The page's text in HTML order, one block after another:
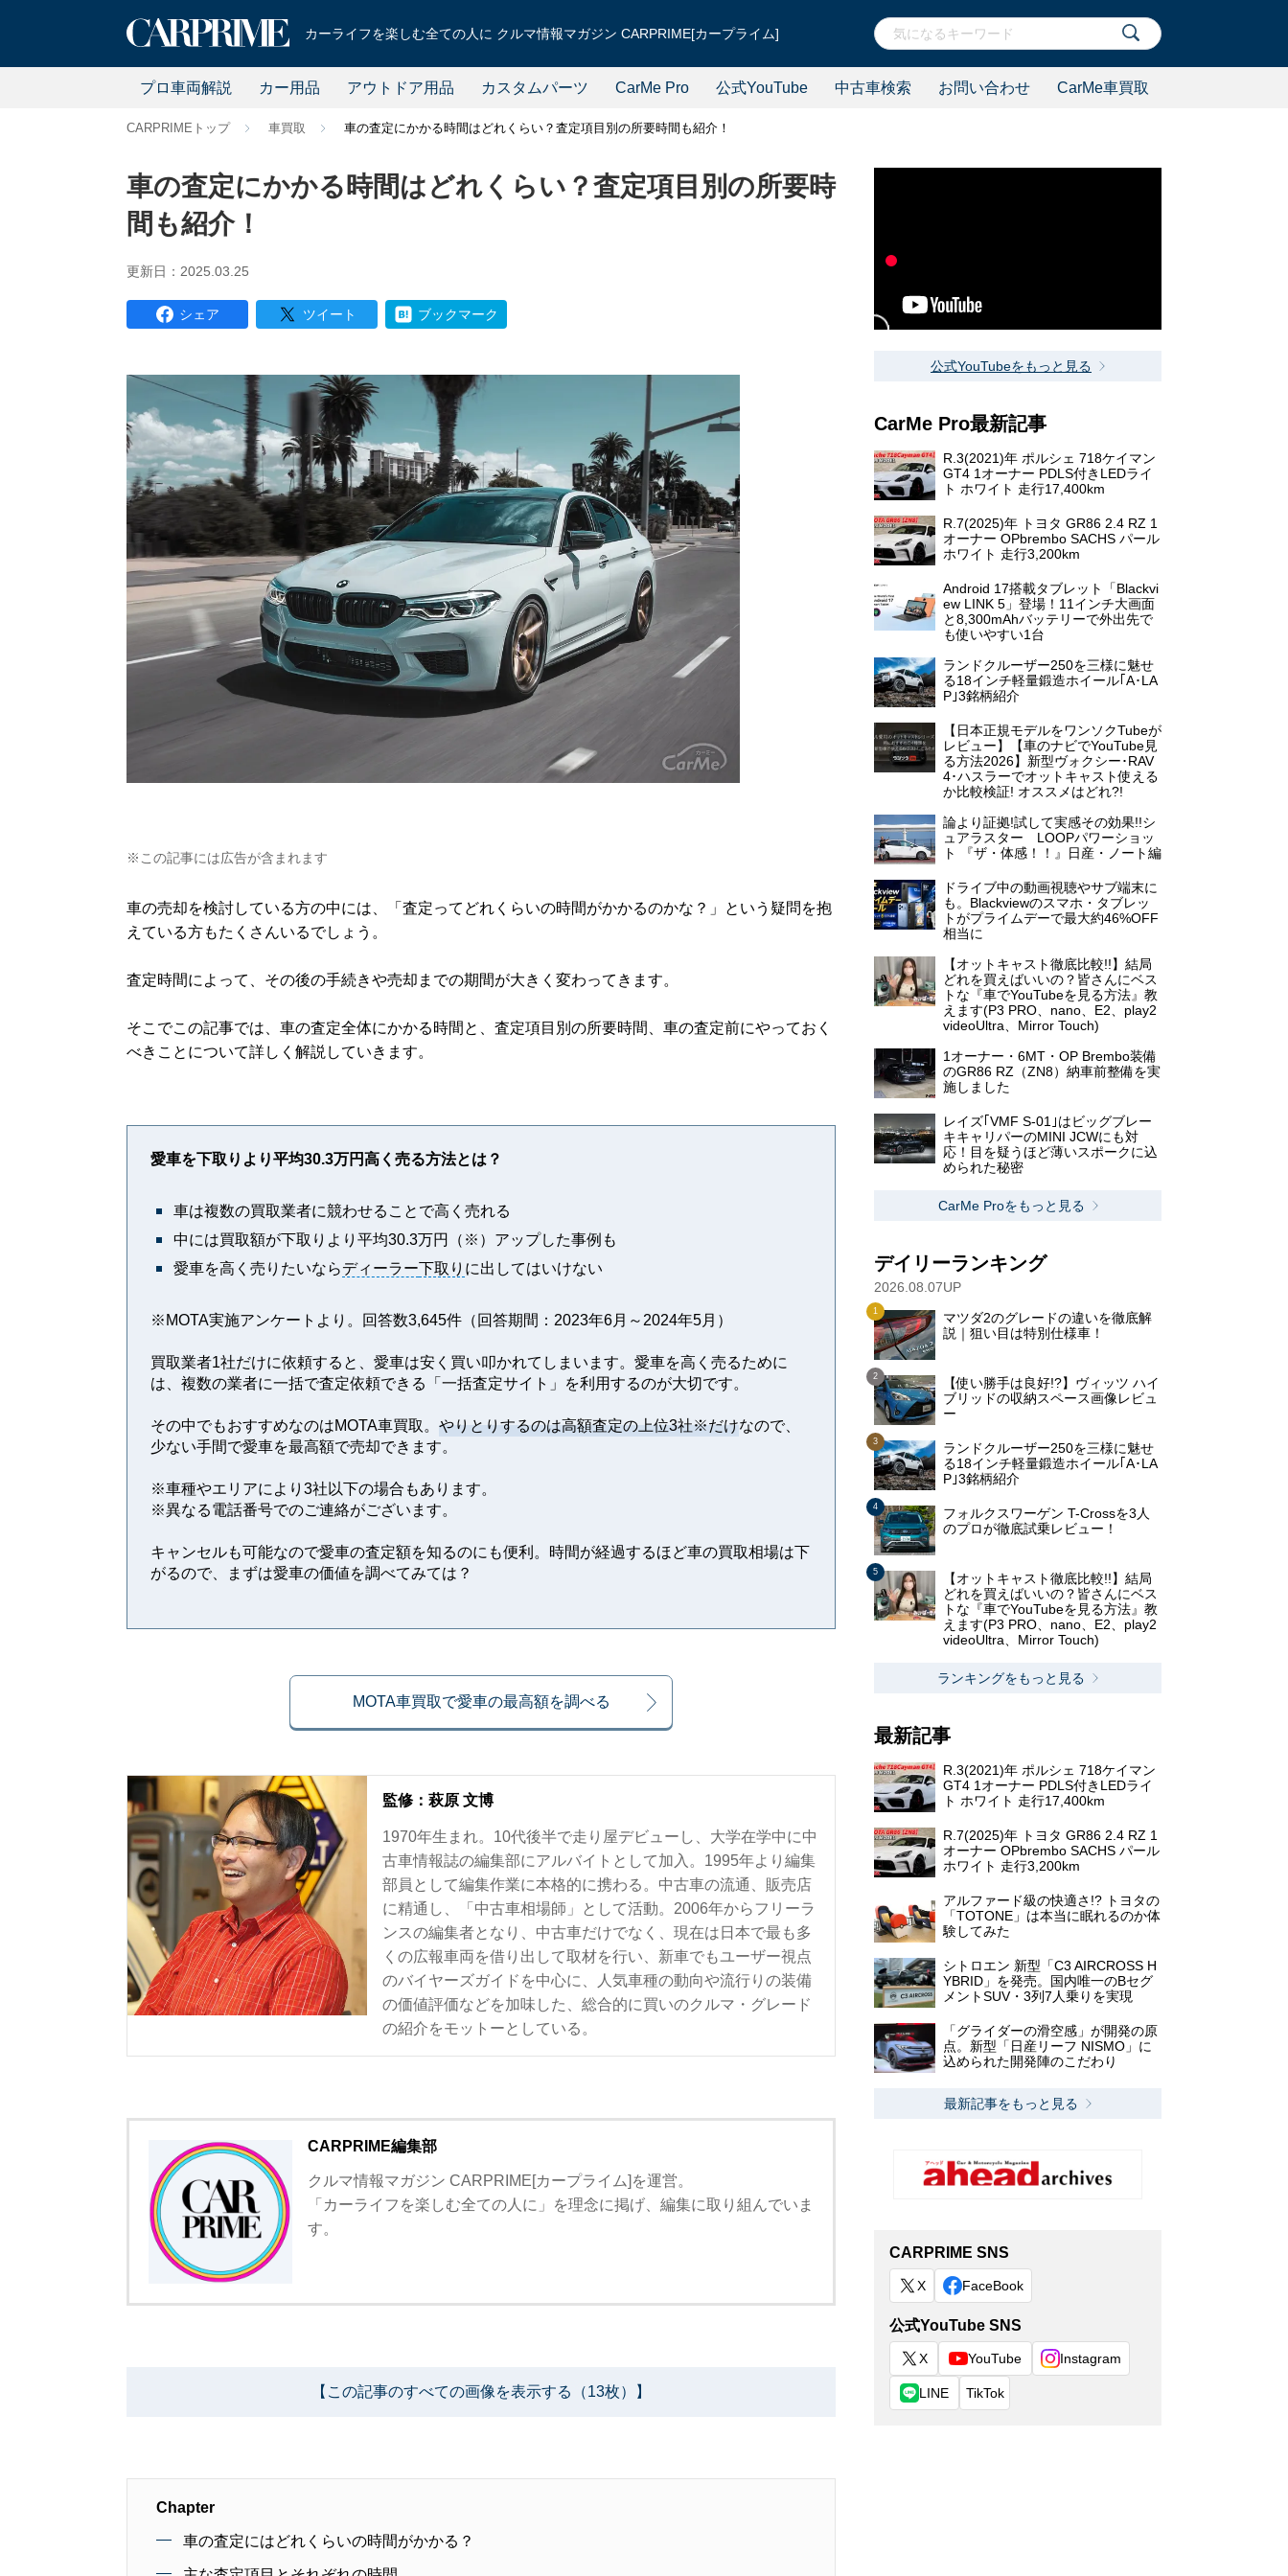
カーライフを楽しむ全ての人に クルマ情報マガジン CARPRIME[カープライム]
プロ車両解説 カー用品 アウトドア用品 カスタムパーツ CarMe Pro 公式YouTube 中古車検索 お問い合わせ CarMe車買取
CARPRIMEトップ 車買取 車の査定にかかる時間はどれくらい？査定項目別の所要時間も紹介！
車の査定にかかる時間はどれくらい？査定項目別の所要時
間も紹介！
更新日：2025.03.25
シェア ツイート ブックマーク
※この記事には広告が含まれます
車の売却を検討している方の中には、「査定ってどれくらいの時間がかかるのかな？」という疑問を抱
えている方もたくさんいるでしょう。
査定時間によって、その後の手続きや売却までの期間が大きく変わってきます。
そこでこの記事では、車の査定全体にかかる時間と、査定項目別の所要時間、車の査定前にやっておく
べきことについて詳しく解説していきます。
愛車を下取りより平均30.3万円高く売る方法とは？
車は複数の買取業者に競わせることで高く売れる
中には買取額が下取りより平均30.3万円（※）アップした事例も
愛車を高く売りたいならディーラー下取り に出してはいけない
※MOTA実施アンケートより。回答数3,645件（回答期間：2023年6月～2024年5月）
買取業者1社だけに依頼すると、愛車は安く買い叩かれてしまいます。愛車を高く売るために
は、複数の業者に一括で査定依頼できる「一括査定サイト」を利用するのが大切です。
その中でもおすすめなのはMOTA車買取。 やりとりするのは高額査定の上位3社※だけなので、
少ない手間で愛車を最高額で売却できます。
※⾞種やエリアにより3社以下の場合もあります。
※異なる電話番号でのご連絡がございます。
キャンセルも可能なので愛車の査定額を知るのにも便利。時間が経過するほど車の買取相場は下
がるので、まずは愛車の価値を調べてみては？
MOTA車買取で愛車の最高額を調べる
監修：萩原 文博
1970年生まれ。10代後半で走り屋デビューし、大学在学中に中
古車情報誌の編集部にアルバイトとして加入。1995年より編集
部員として編集作業に本格的に携わる。中古車の流通、販売店
に精通し、「中古車相場師」として活動。2006年からフリーラ
ンスの編集者となり、中古車だけでなく、現在は日本で最も多
くの広報車両を借り出して取材を行い、新車でもユーザー視点
のバイヤーズガイドを中心に、人気車種の動向や流行りの装備
の価値評価などを加味した、総合的に買いのクルマ・グレード
の紹介をモットーとしている。
CARPRIME編集部
クルマ情報マガジン CARPRIME[カープライム]を運営。
「カーライフを楽しむ全ての人に」を理念に掲げ、編集に取り組んでいま
す。
【この記事のすべての画像を表示する（13枚）】
Chapter
車の査定にはどれくらいの時間がかかる？
公式YouTubeをもっと見る
CarMe Pro最新記事
R.3(2021)年 ポルシェ 718ケイマン
GT4 1オーナー PDLS付きLEDライ
ト ホワイト 走行17,400km
R.7(2025)年 トヨタ GR86 2.4 RZ 1
オーナー OPbrembo SACHS パール
ホワイト 走行3,200km
Android 17搭載タブレット「Blackvi
ew LINK 5」登場！11インチ大画面
と8,300mAhバッテリーで外出先で
も使いやすい1台
ランドクルーザー250を三様に魅せ
る18インチ軽量鍛造ホイール｢A･LA
P｣3銘柄紹介
【日本正規モデルをワンソクTubeが
レビュー】【車のナビでYouTube見
る方法2026】新型ヴォクシー･RAV
4･ハスラーでオットキャスト使える
か比較検証! オススメはどれ?!
論より証拠!試して実感その効果!!シ
ュアラスター LOOPパワーショッ
ト 『ザ・体感！！』日産・ノート編
ドライブ中の動画視聴やサブ端末に
も。Blackviewのスマホ・タブレッ
トがプライムデーで最大約46%OFF
相当に
【オットキャスト徹底比較!!】結局
どれを買えばいいの？皆さんにベス
トな『車でYouTubeを見る方法』教
えます(P3 PRO、nano、E2、play2
videoUltra、Mirror Touch)
1オーナー・6MT・OP Brembo装備
のGR86 RZ（ZN8）納車前整備を実
施しました
レイズ｢VMF S-01｣はビッグブレー
キキャリパーのMINI JCWにも対
応！目を疑うほど薄いスポークに込
められた秘密
CarMe Proをもっと見る
デイリーランキング
2026.08.07UP
マツダ2のグレードの違いを徹底解
説｜狙い目は特別仕様車！
【使い勝手は良好!?】ヴィッツ ハイ
ブリッドの収納スペース画像レビュ
ー
ランドクルーザー250を三様に魅せ
る18インチ軽量鍛造ホイール｢A･LA
P｣3銘柄紹介
フォルクスワーゲン T-Crossを3人
のプロが徹底試乗レビュー！
【オットキャスト徹底比較!!】結局
どれを買えばいいの？皆さんにベス
トな『車でYouTubeを見る方法』教
えます(P3 PRO、nano、E2、play2
videoUltra、Mirror Touch)
ランキングをもっと見る
最新記事
R.3(2021)年 ポルシェ 718ケイマン
GT4 1オーナー PDLS付きLEDライ
ト ホワイト 走行17,400km
R.7(2025)年 トヨタ GR86 2.4 RZ 1
オーナー OPbrembo SACHS パール
ホワイト 走行3,200km
アルファード級の快適さ!? トヨタの
「TOTONE」は本当に眠れるのか体
験してみた
シトロエン 新型「C3 AIRCROSS H
YBRID」を発売。国内唯一のBセグ
メントSUV・3列7人乗りを実現
「グライダーの滑空感」が開発の原
点。新型「日産リーフ NISMO」に
込められた開発陣のこだわり
最新記事をもっと見る
CARPRIME SNS
X FaceBook
公式YouTube SNS
X YouTube Instagram
LINE TikTok